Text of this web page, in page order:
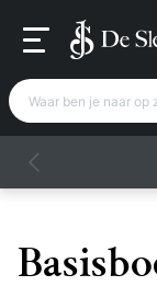
Waar ben je naar